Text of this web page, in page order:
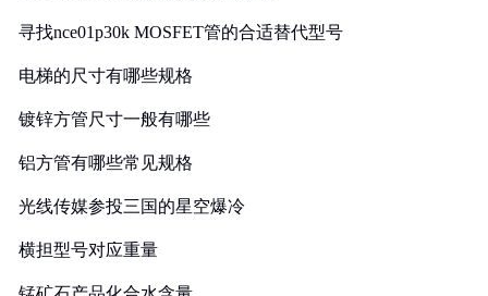
寻找nce01p30k MOSFET管的合适替代型号
电梯的尺寸有哪些规格
镀锌方管尺寸一般有哪些
铝方管有哪些常见规格
光线传媒参投三国的星空爆冷
横担型号对应重量